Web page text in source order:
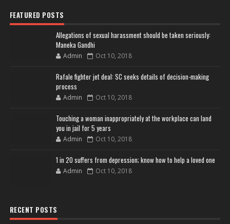
FEATURED POSTS
Allegations of sexual harassment should be taken seriously:
Maneka Gandhi
Admin Oct 10, 2018
Rafale fighter jet deal: SC seeks details of decision-making
process
Admin Oct 10, 2018
Touching a woman inappropriately at the workplace can land
you in jail for 5 years
Admin Oct 10, 2018
1 in 20 suffers from depression; know how to help a loved one
Admin Oct 10, 2018
RECENT POSTS